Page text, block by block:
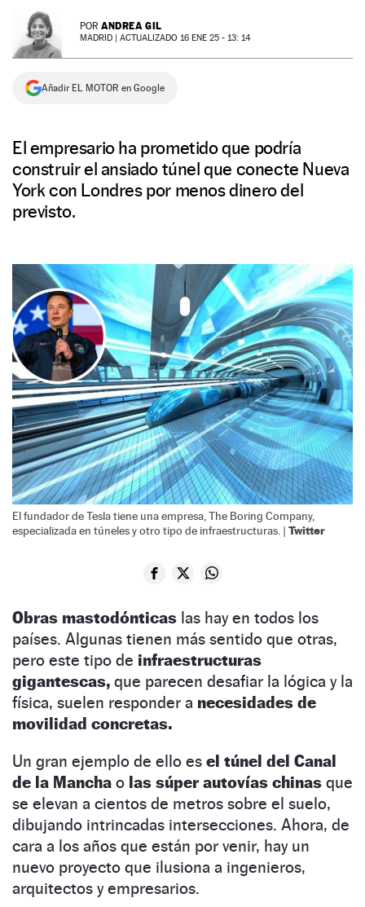
NEWSLETTER POR ANDREA GIL
MADRID | ACTUALIZADO 16 ENE 25 - 13: 14
Añadir EL MOTOR en Google
El empresario ha prometido que podría
construir el ansiado túnel que conecte Nueva
York con Londres por menos dinero del
previsto.
El fundador de Tesla tiene una empresa, The Boring Company,
especializada en túneles y otro tipo de infraestructuras. | Twitter
Obras mastodónticas las hay en todos los
países. Algunas tienen más sentido que otras,
pero este tipo de infraestructuras
gigantescas, que parecen desafiar la lógica y la
física, suelen responder a necesidades de
movilidad concretas.
Un gran ejemplo de ello es el túnel del Canal
de la Mancha o las súper autovías chinas que
se elevan a cientos de metros sobre el suelo,
dibujando intrincadas intersecciones. Ahora, de
cara a los años que están por venir, hay un
nuevo proyecto que ilusiona a ingenieros,
arquitectos y empresarios.